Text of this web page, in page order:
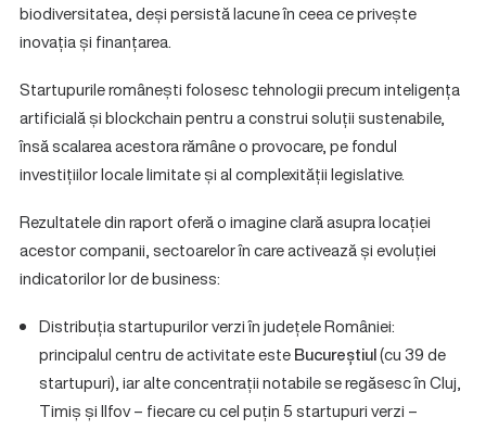
biodiversitatea, deși persistă lacune în ceea ce privește
inovația și finanțarea.
Startupurile românești folosesc tehnologii precum inteligența
artificială și blockchain pentru a construi soluții sustenabile,
însă scalarea acestora rămâne o provocare, pe fondul
investițiilor locale limitate și al complexității legislative.
Rezultatele din raport oferă o imagine clară asupra locației
acestor companii, sectoarelor în care activează și evoluției
indicatorilor lor de business:
Distribuția startupurilor verzi în județele României:
principalul centru de activitate esteBucureștiul(cu 39 de
startupuri), iar alte concentrații notabile se regăsesc în Cluj,
Timiș și Ilfov – fiecare cu cel puțin 5 startupuri verzi –